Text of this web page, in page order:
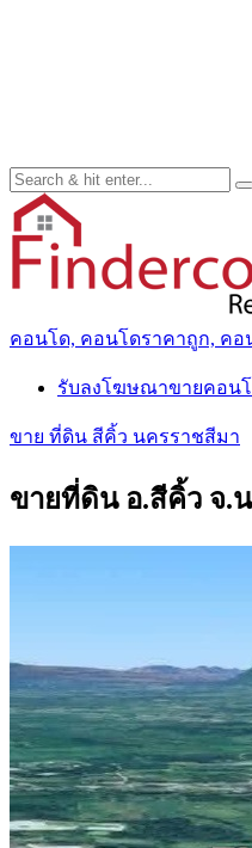
คอนโด, คอนโดราคาถูก, คอ
รับลงโฆษณาขายคอนโ
ขาย ที่ดิน สีคิ้ว นครราชสีมา
ขายที่ดิน อ.สีคิ้ว จ.